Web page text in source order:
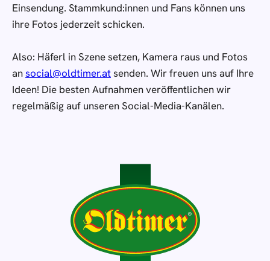
Einsendung. Stammkund:innen und Fans können uns
ihre Fotos jederzeit schicken.
Also: Häferl in Szene setzen, Kamera raus und Fotos
ansocial@oldtimer.atsenden. Wir freuen uns auf Ihre
Ideen! Die besten Aufnahmen veröffentlichen wir
regelmäßig auf unseren Social-Media-Kanälen.